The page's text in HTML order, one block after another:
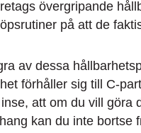
övergripande
på att de
av dessa
förhåller sig till C-
att om du vill göra
kan du inte bortse